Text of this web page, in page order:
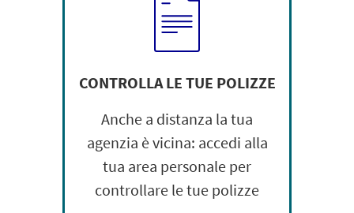
CONTROLLA LE TUE POLIZZE
Anche a distanza la tua
agenzia è vicina: accedi alla
tua area personale per
controllare le tue polizze